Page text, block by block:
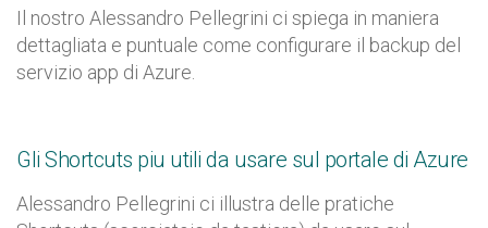
Il nostro Alessandro Pellegrini ci spiega in maniera
dettagliata e puntuale come configurare il backup del
servizio app di Azure.
Gli Shortcuts piu utili da usare sul portale di Azure
Alessandro Pellegrini ci illustra delle pratiche